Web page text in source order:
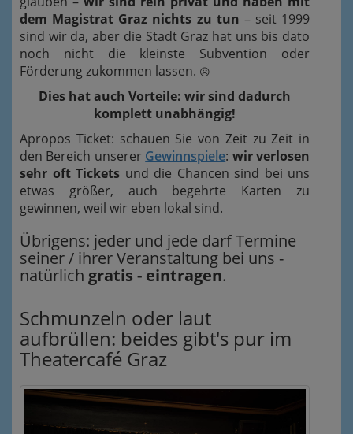
dem Magistrat Graz nichts zu tun – seit 1999
sind wir da, aber die Stadt Graz hat uns bis dato
noch nicht die kleinste Subvention oder
Förderung zukommen lassen. ☹
Dies hat auch Vorteile: wir sind dadurch
komplett unabhängig!
Apropos Ticket: schauen Sie von Zeit zu Zeit in
den Bereich unserer Gewinnspiele: wirverlosen
sehr oftTickets und die Chancen sind bei uns
etwas größer, auch begehrte Karten zu
gewinnen, weil wir eben lokal sind.
Übrigens: jeder und jede darf Termine
seiner / ihrer Veranstaltung bei uns -
natürlich gratis - eintragen.
Schmunzeln oder laut
aufbrüllen: beides gibt's pur im
Theatercafé Graz